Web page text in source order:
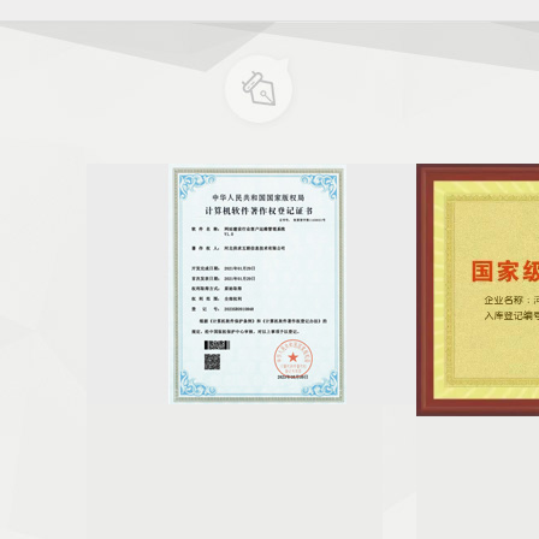
喜讯｜热烈祝贺河北供求互联信息技术有限公
司荣获“科技型中小企业”认定！
近日，河北省科学技术厅发布了河北省2023年第
三批纳入“科技型中小企业信息库”企业名单的公
告。河北供求互联信息技术有限公司荣获 “国家级
科技型中小企业”称号。这
河北供求互联信
中小企业认定
河北供求互联信息
旗下的子公司，近
业”，这是对公司
肯定。